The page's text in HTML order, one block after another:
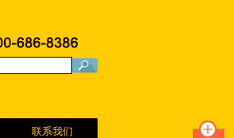
联系我们